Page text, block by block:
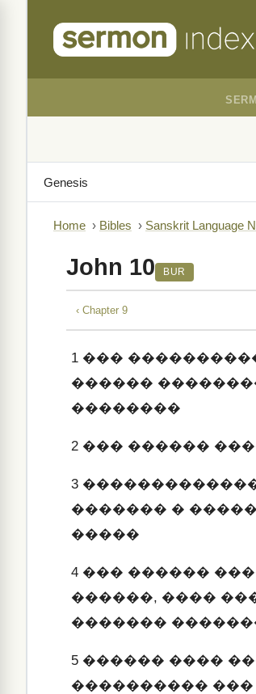
Home › Bibles › Sanskrit Language
John 10 BUR
‹ Chapter 9
1 ���
������
��������
2 ��� ������
3
������� �
�����
4 ��� ������
������, ����
�������
5 ������ ����
����������